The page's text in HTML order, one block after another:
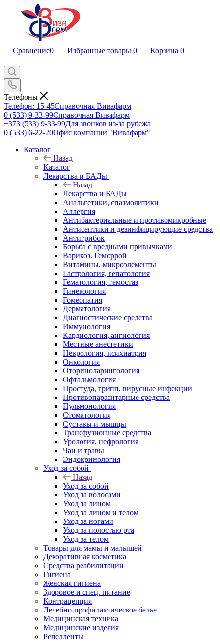
Сравнение0 Избранные товары 0 Корзина 0
Телефоны
Телефон: 15-45Справочная Вивафарм
0 (533) 9-33-99Справочная Вивафарм
+373 (533) 9-33-99Для звонков из-за рубежа
0 (533) 6-22-20Офис компании "Вивафарм"
Каталог
Назад
Каталог
Лекарства и БАДы
Назад
Лекарства и БАДы
Анальгетики, спазмолитики
Аллергия
Антибактериальные и противомикробные
Антисептики и дезинфицирующие средства
Антигрибок
Борьба с вредными привычками
Варикоз. Геморрой
Витамины, микроэлементы
Гастрология, гепатология
Гематология, гемостаз
Гинекология
Гомеопатия
Дерматология
Диагностические средства
Иммунология
Кардиология, ангиология
Местные анестетики
Неврология, психиатрия
Онкология
Оториноларингология
Офтальмология
Простуда, грипп, вирусные инфекции
Противопаразитарные средства
Пульмонология
Стоматология
Суставы и мышцы
Трансфузионные средства
Урология, нефрология
Чаи и травы
Эндокринология
Уход за собой
Назад
Уход за собой
Уход за волосами
Уход за лицом
Уход за лицом и телом
Уход за ногами
Уход за полостью рта
Уход за телом
Товары для мамы и малышей
Декоративная косметика
Средства реабилитации
Гигиена
Женская гигиена
Здоровое и спец. питание
Контрацепция
Лечебно-профилактическое белье
Медицинская техника
Медицинские изделия
Репелленты